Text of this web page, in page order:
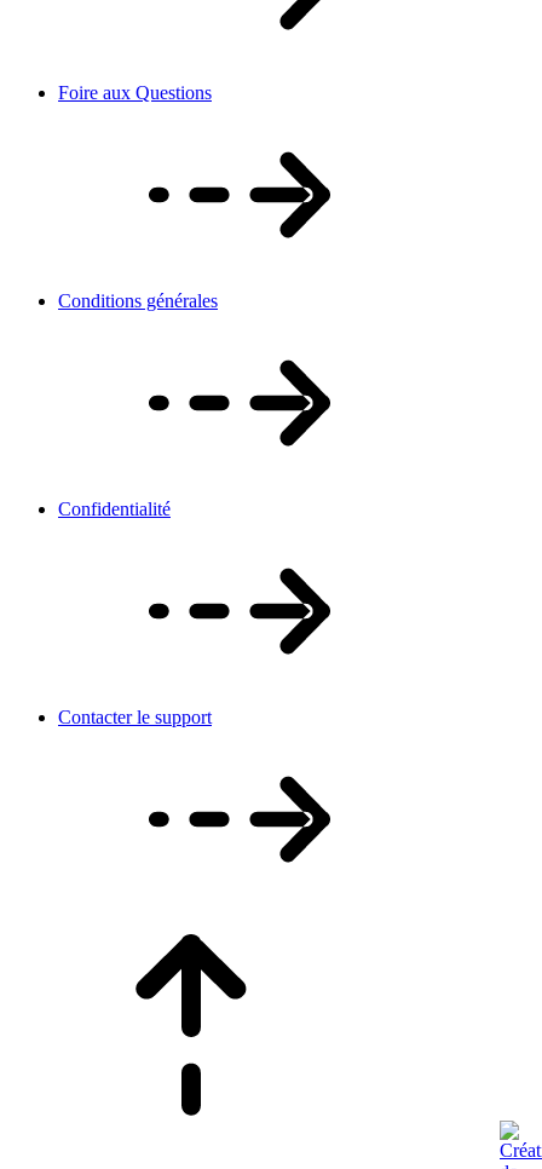
Foire aux Questions
Conditions générales
Confidentialité
Contacter le support